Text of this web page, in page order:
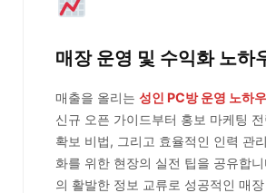
매장 운영 및 수익화 노하
매출을 올리는 성인 PC방 운영 노하우
신규 오픈 가이드부터 홍보 마케팅
확보 비법, 그리고 효율적인 인력 관
화를 위한 현장의 실전 팁을 공유합
의 활발한 정보 교류로 성공적인 매